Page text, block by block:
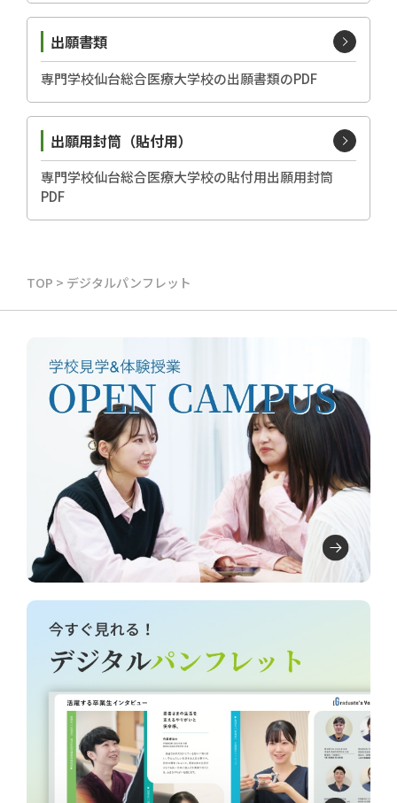
出願書類
専門学校仙台総合医療大学校の出願書類のPDF
出願用封筒（貼付用）
専門学校仙台総合医療大学校の貼付用出願用封筒
PDF
TOP > デジタルパンフレット